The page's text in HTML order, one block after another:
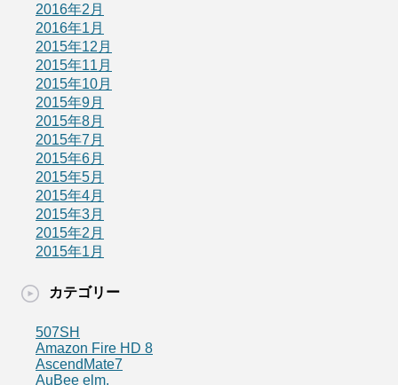
2016年2月
2016年1月
2015年12月
2015年11月
2015年10月
2015年9月
2015年8月
2015年7月
2015年6月
2015年5月
2015年4月
2015年3月
2015年2月
2015年1月
カテゴリー
507SH
Amazon Fire HD 8
AscendMate7
AuBee elm.